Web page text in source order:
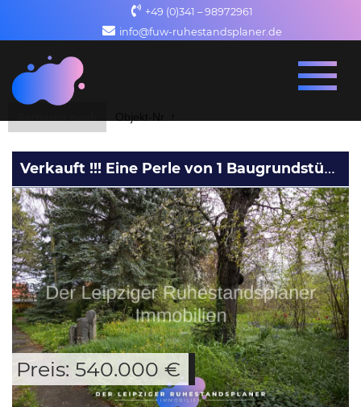
+49 (0)341 – 98972961
info@fuw-ruhestandsplaner.de
Verkauft !!! Eine Perle von 1 Baugrundstück in der Nähe vom Cospudener See mit ca. 425qm
Preis: 540.000 €